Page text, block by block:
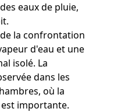
eaux de pluie,
la confrontation
d'eau et une
isolé. La
dans les
où la
importante.